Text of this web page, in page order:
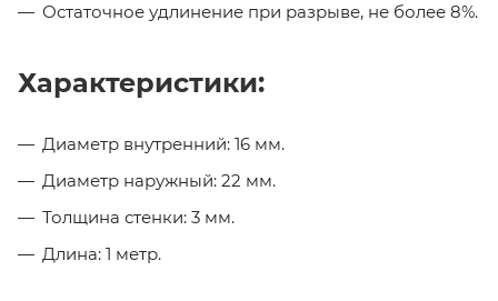
Остаточное удлинение при разрыве, не более 8%.
Характеристики:
Диаметр внутренний: 16 мм.
Диаметр наружный: 22 мм.
Толщина стенки: 3 мм.
Длина: 1 метр.